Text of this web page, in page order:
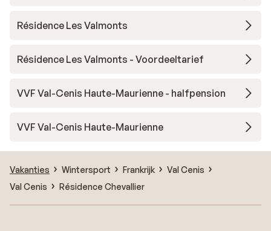
Résidence Les Valmonts
Résidence Les Valmonts - Voordeeltarief
VVF Val-Cenis Haute-Maurienne - halfpension
VVF Val-Cenis Haute-Maurienne
Vakanties Wintersport Frankrijk
Val Cenis
Val Cenis
Résidence Chevallier